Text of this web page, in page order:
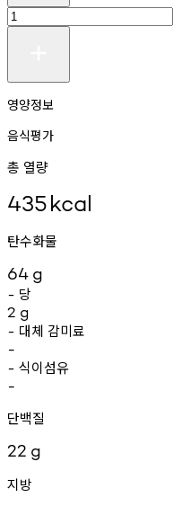
영양정보
음식평가
총 열량
435kcal
탄수화물
64 g
- 당
2 g
- 대체 감미료
-
- 식이섬유
-
단백질
22 g
지방